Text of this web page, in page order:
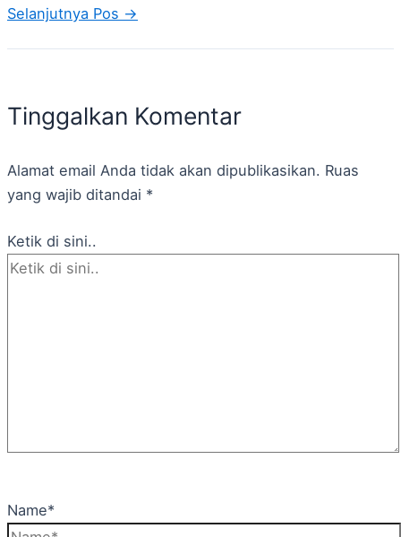
Selanjutnya Pos →
Tinggalkan Komentar
Alamat email Anda tidak akan dipublikasikan. Ruas
yang wajib ditandai *
Ketik di sini..
Name*